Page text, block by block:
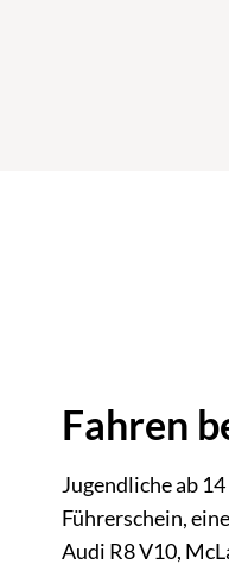
Fahren
Jugendliche ab
Führerschein,
Audi R8 V10,